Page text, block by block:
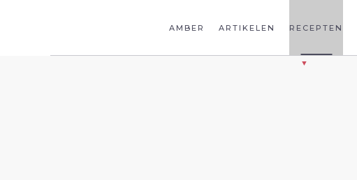
AMBER ARTIKELEN RECEPTEN